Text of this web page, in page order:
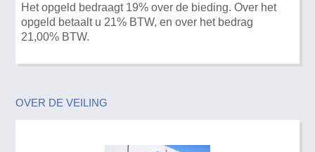
Het opgeld bedraagt 19% over de bieding. Over het
opgeld betaalt u 21% BTW, en over het bedrag
21,00% BTW.
OVER DE VEILING